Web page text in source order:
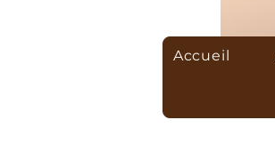
Accueil